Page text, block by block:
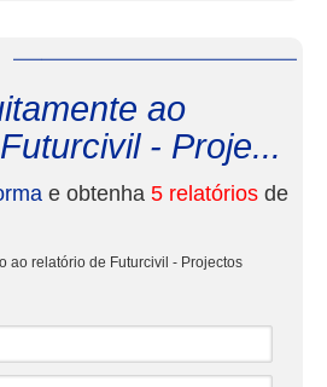
ao
- Proje...
e obtenha 5 relatórios de
ao relatório de Futurcivil - Projectos